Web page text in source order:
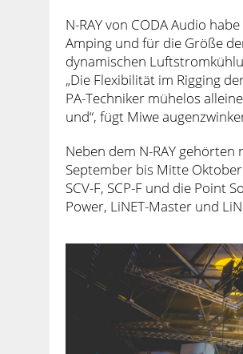
N-RAY von CODA Audio
Amping und für die Größe
dynamischen
„Die Flexibilität im Rigging
PA-Techniker mühelos
und“, fügt Miwe
Neben dem N-RAY
September bis Mitte
SCV-F, SCP-F und die Point
Power, LiNET-Master und